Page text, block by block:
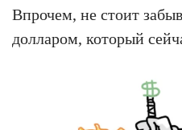
Впрочем, не стоит
долларом, который